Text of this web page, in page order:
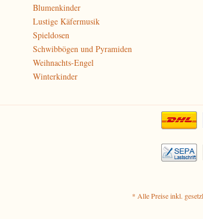
Blumenkinder
Lustige Käfermusik
Spieldosen
Schwibbögen und Pyramiden
Weihnachts-Engel
Winterkinder
* Alle Preise inkl.